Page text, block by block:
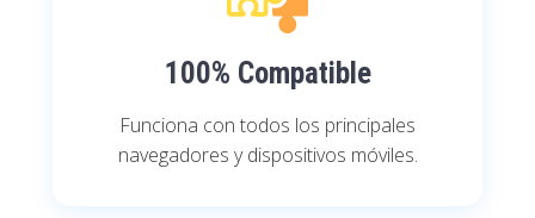
100% Compatible
Funciona con todos los principales
navegadores y dispositivos móviles.